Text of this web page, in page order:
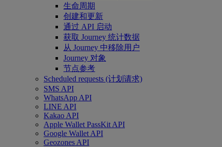
生命周期
创建和更新
通过 API 启动
获取 Journey 统计数据
从 Journey 中移除用户
Journey 对象
节点参考
Scheduled requests (计划请求)
SMS API
WhatsApp API
LINE API
Kakao API
Apple Wallet PassKit API
Google Wallet API
Geozones API